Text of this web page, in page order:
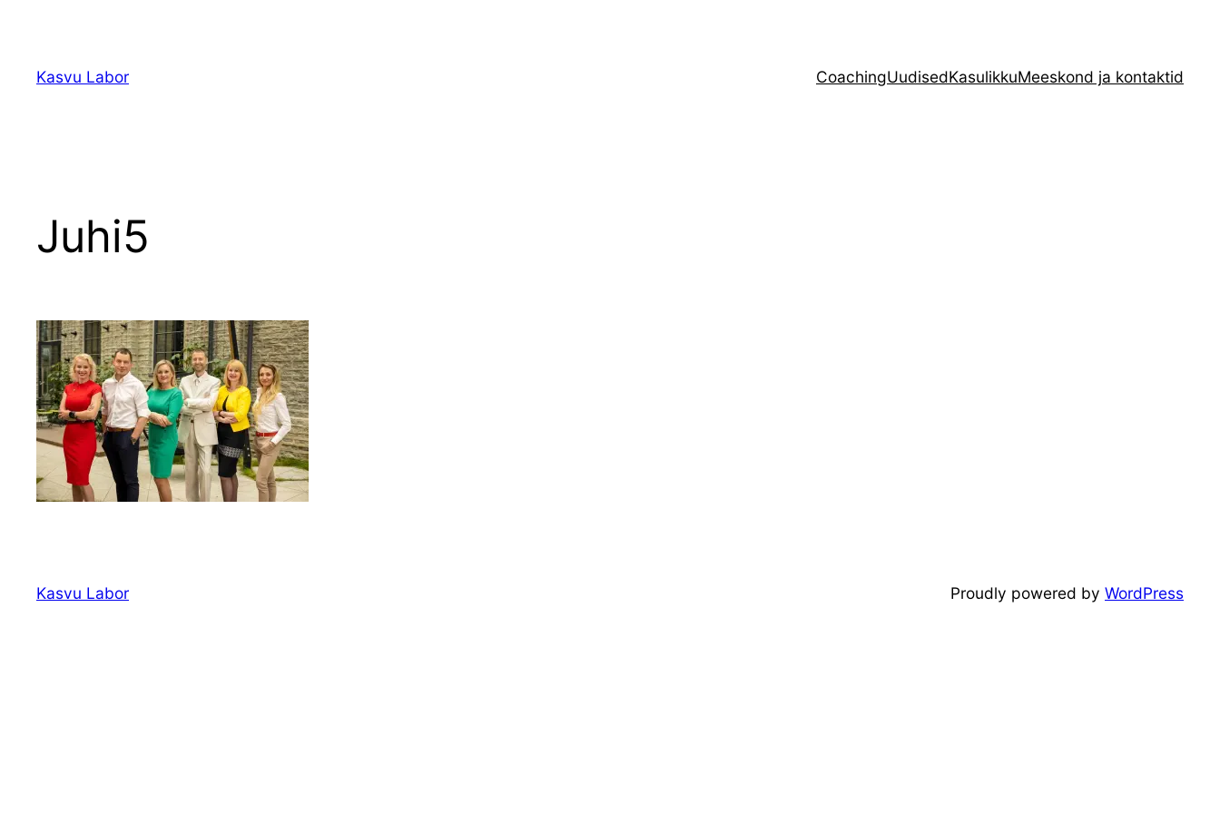
juurdeKasvu Labor CoachingUudisedKasulikkuMeeskond ja kontaktid
Juhi5
Kasvu Labor Proudly powered by WordPress